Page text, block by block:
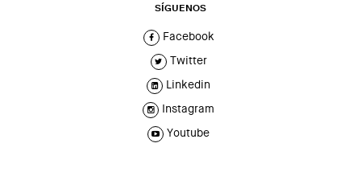
SÍGUENOS
Facebook
Twitter
Linkedin
Instagram
Youtube